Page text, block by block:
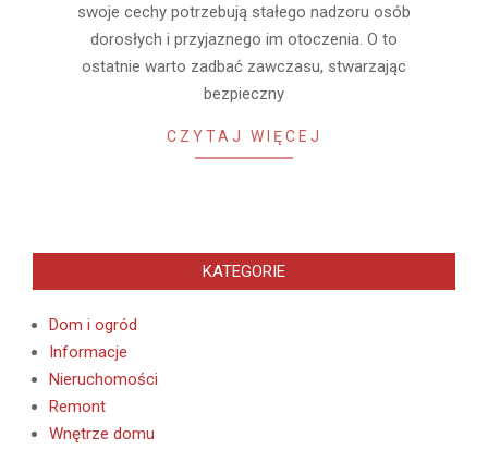
swoje cechy potrzebują stałego nadzoru osób
dorosłych i przyjaznego im otoczenia. O to
ostatnie warto zadbać zawczasu, stwarzając
bezpieczny
CZYTAJ WIĘCEJ
KATEGORIE
Dom i ogród
Informacje
Nieruchomości
Remont
Wnętrze domu